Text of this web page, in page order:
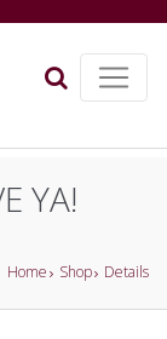
YA!
Home Shop Details